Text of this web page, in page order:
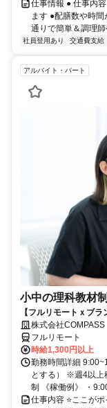
仕事情報 ● 仕事内
ます ●配膳数や時
通りで簡単＆調理
社員登用あり 交通費支給
アルバイト・パート
小中の理科教材
【フルリモートｘブ
株式会社COMPASS
フルリモート
時給1,300円以上
勤務時間詳細
とする） ※週4以上
制 《稼働例》 ・
仕事内容 ⭐ここが